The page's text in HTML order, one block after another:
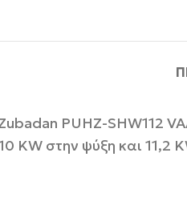
PUHZ-SHW112
KW στην ψύξη και 11,2